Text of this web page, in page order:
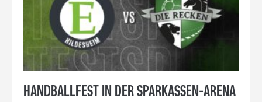
HANDBALLFEST IN DER SPARKASSEN-ARENA